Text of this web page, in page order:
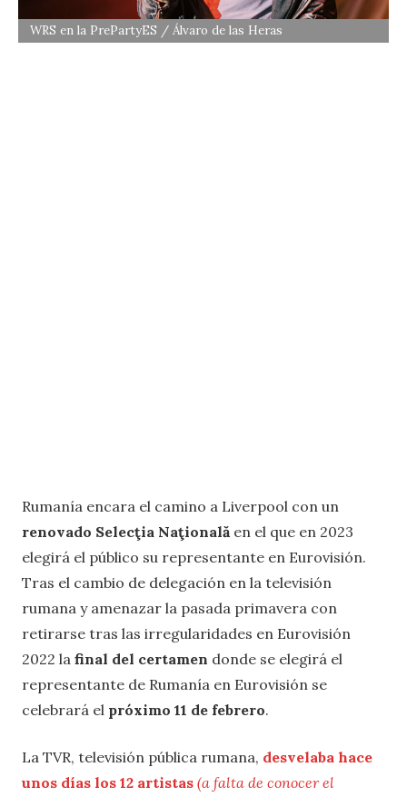
WRS en la PrePartyES / Álvaro de las Heras
Rumanía encara el camino a Liverpool con un
renovado Selecţia Naţională en el que en 2023
elegirá el público su representante en Eurovisión.
Tras el cambio de delegación en la televisión
rumana y amenazar la pasada primavera con
retirarse tras las irregularidades en Eurovisión
2022 la final del certamen donde se elegirá el
representante de Rumanía en Eurovisión se
celebrará el próximo 11 de febrero.
La TVR, televisión pública rumana, desvelaba hace
unos días los 12 artistas (a falta de conocer el